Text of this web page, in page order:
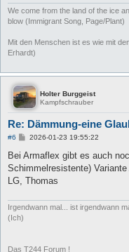
We come from the land of the ice
blow (Immigrant Song, Page/Plant)
Mit den Menschen ist es wie mit
Erhardt)
Holter Burggeist
Kampfschrauber
Re: Dämmung-eine
#6
B
i
r
a
2026-01-23 19:55:22
Bei Armaflex gibt es auch
Schimmelresistente)
LG, Thomas
Irgendwann mal... ist irgendwann
(Ich)
Das T244 Forum !